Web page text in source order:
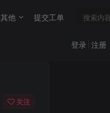
其他 提交工单
登录 注册
关注